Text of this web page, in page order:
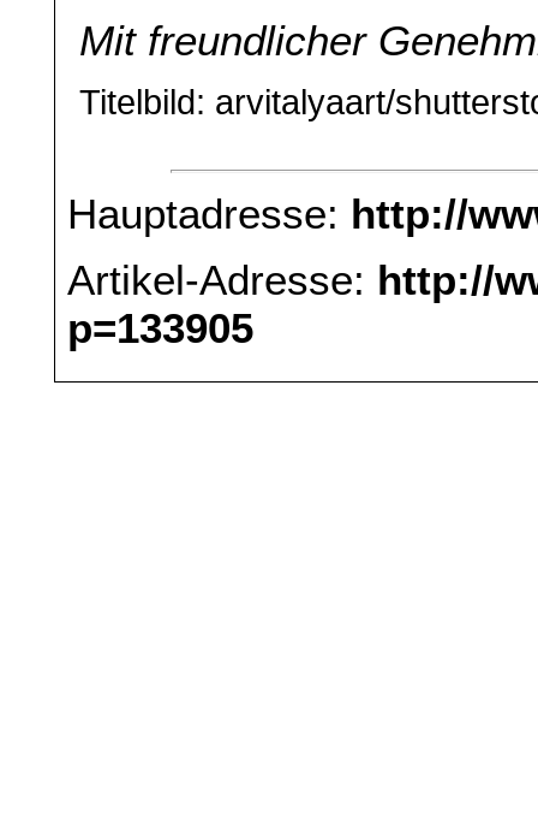
Mit freundlicher
Titelbild: arvitalyaart/
Hauptadresse: http://
Artikel-Adresse: http://
p=133905